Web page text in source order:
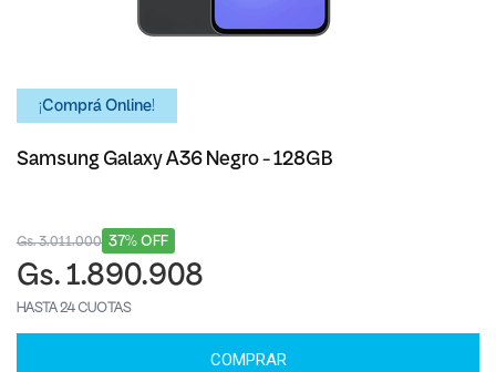
¡Comprá Online!
Samsung Galaxy A36 Negro - 128GB
37% OFF
Gs. 3.011.000
Gs. 1.890.908
HASTA 24 CUOTAS
COMPRAR